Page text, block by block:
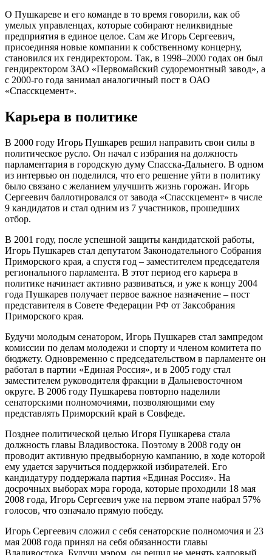
О Пушкареве и его команде в то время говорили, как об
умелых управленцах, которые собирают неликвидные
предприятия в единое целое. Сам же Игорь Сергеевич,
присоединяя новые компании к собственному концерну,
становился их гендиректором. Так, в 1998–2000 годах он был
гендиректором ЗАО «Первомайский судоремонтный завод», а
с 2000-го года занимал аналогичный пост в ОАО
«Спасскцемент».
Карьера в политике
В 2000 году Игорь Пушкарев решил направить свои силы в
политическое русло. Он начал с избрания на должность
парламентария в городскую думу Спасска-Дальнего. В одном
из интервью он поделился, что его решение уйти в политику
было связано с желанием улучшить жизнь горожан. Игорь
Сергеевич баллотировался от завода «Спасскцемент» в числе
9 кандидатов и стал одним из 7 участников, прошедших
отбор.
В 2001 году, после успешной защиты кандидатской работы,
Игорь Пушкарев стал депутатом Законодательного Собрания
Приморского края, а спустя год – заместителем председателя
регионального парламента. В этот период его карьера в
политике начинает активно развиваться, и уже к концу 2004
года Пушкарев получает первое важное назначение – пост
представителя в Совете Федерации РФ от Заксобрания
Приморского края.
Будучи молодым сенатором, Игорь Пушкарев стал зампредом
комиссии по делам молодежи и спорту и членом комитета по
бюджету. Одновременно с председательством в парламенте он
работал в партии «Единая Россия», и в 2005 году стал
заместителем руководителя фракции в Дальневосточном
округе. В 2006 году Пушкарева повторно наделили
сенаторскими полномочиями, позволяющими ему
представлять Приморский край в Совфеде.
Позднее политической целью Игоря Пушкарева стала
должность главы Владивостока. Поэтому в 2008 году он
проводит активную предвыборную кампанию, в ходе которой
ему удается заручиться поддержкой избирателей. Его
кандидатуру поддержала партия «Единая Россия». На
досрочных выборах мэра города, которые проходили 18 мая
2008 года, Игорь Сергеевич уже на первом этапе набрал 57%
голосов, что означало прямую победу.
Игорь Сергеевич сложил с себя сенаторские полномочия и 23
мая 2008 года принял на себя обязанности главы